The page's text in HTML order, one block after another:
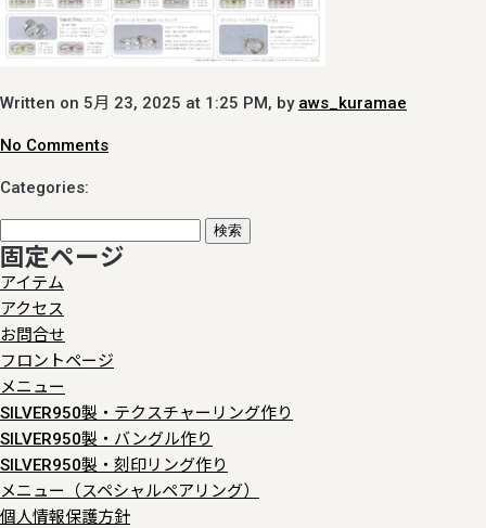
Written on 5月 23, 2025 at 1:25 PM, by aws_kuramae
No Comments
Categories:
索:
固定ページ
アイテム
アクセス
お問合せ
フロントページ
メニュー
SILVER950製・テクスチャーリング作り
SILVER950製・バングル作り
SILVER950製・刻印リング作り
メニュー（スペシャルペアリング）
個人情報保護方針